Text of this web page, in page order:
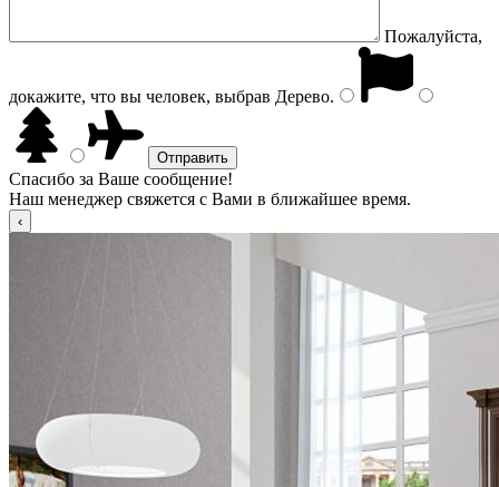
Пожалуйста,
докажите, что вы человек, выбрав Дерево.
Спасибо за Ваше сообщение!
Наш менеджер свяжется с Вами в ближайшее время.